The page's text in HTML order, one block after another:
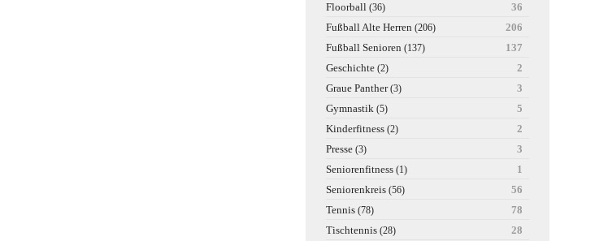
Floorball (36)
36
Fußball Alte Herren (206)
206
Fußball Senioren (137)
137
Geschichte (2)
2
Graue Panther(3)
3
Gymnastik (5)
5
Kinderfitness (2)
2
Presse (3)
3
Seniorenfitness (1)
1
Seniorenkreis (56)
56
Tennis (78)
78
Tischtennis (28)
28